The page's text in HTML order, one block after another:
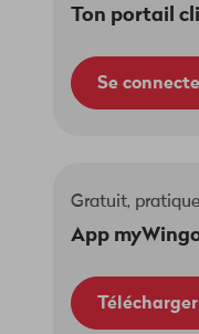
Ton portail
Se
Gratuit,
App
Télécharger